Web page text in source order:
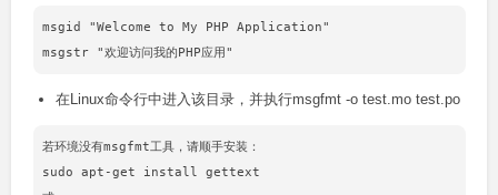
msgid "Welcome to My PHP Application"
在Linux命令行中进入该目录，并执行msgfmt -o test.mo test.po
若环境没有msgfmt工具，请顺手安装：
sudo apt-get install gettext